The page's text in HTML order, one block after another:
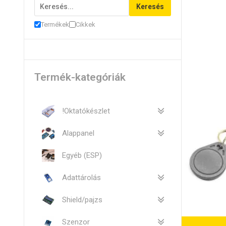
Keresés
Termékek Cikkek
Termék-kategóriák
!Oktatókészlet
Alappanel
Egyéb (ESP)
Adattárolás
Shield/pajzs
Szenzor